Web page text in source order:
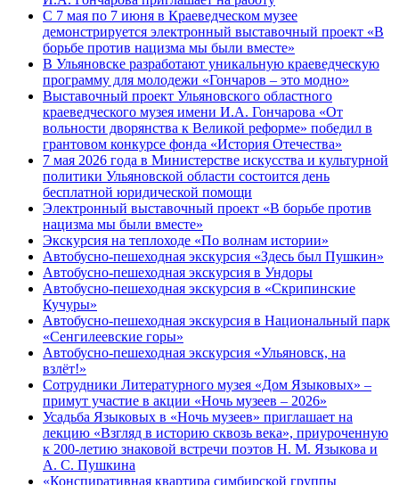
С 7 мая по 7 июня в Краеведческом музее
демонстрируется электронный выставочный проект «В
борьбе против нацизма мы были вместе»
В Ульяновске разработают уникальную краеведческую
программу для молодежи «Гончаров – это модно»
Выставочный проект Ульяновского областного
краеведческого музея имени И.А. Гончарова «От
вольности дворянства к Великой реформе» победил в
грантовом конкурсе фонда «История Отечества»
7 мая 2026 года в Министерстве искусства и культурной
политики Ульяновской области состоится день
бесплатной юридической помощи
Электронный выставочный проект «В борьбе против
нацизма мы были вместе»
Экскурсия на теплоходе «По волнам истории»
Автобусно-пешеходная экскурсия «Здесь был Пушкин»
Автобусно-пешеходная экскурсия в Ундоры
Автобусно-пешеходная экскурсия в «Скрипинские
Кучуры»
Автобусно-пешеходная экскурсия в Национальный парк
«Сенгилеевские горы»
Автобусно-пешеходная экскурсия «Ульяновск, на
взлёт!»
Сотрудники Литературного музея «Дом Языковых» –
примут участие в акции «Ночь музеев – 2026»
Усадьба Языковых в «Ночь музеев» приглашает на
лекцию «Взгляд в историю сквозь века», приуроченную
к 200-летию знаковой встречи поэтов Н. М. Языкова и
А. С. Пушкина
«Конспиративная квартира симбирской группы